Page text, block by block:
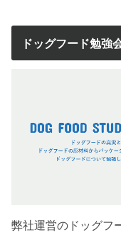
ドッグフード勉強
弊社運営のドッグフ